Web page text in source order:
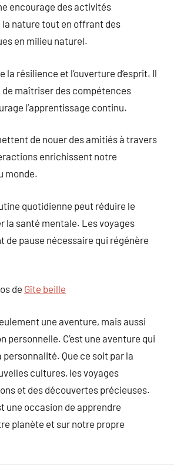
encourage des activités
nature tout en offrant des
en milieu naturel.
la résilience et l’ouverture d’esprit. Il
de maîtriser des compétences
l’apprentissage continu.
de nouer des amitiés à travers
enrichissent notre
monde.
quotidienne peut réduire le
la santé mentale. Les voyages
de pause nécessaire qui régénère
de Gîte beille
une aventure, mais aussi
personnelle. C’est une aventure qui
Que ce soit par la
cultures, les voyages
et des découvertes précieuses.
une occasion de apprendre
planète et sur notre propre